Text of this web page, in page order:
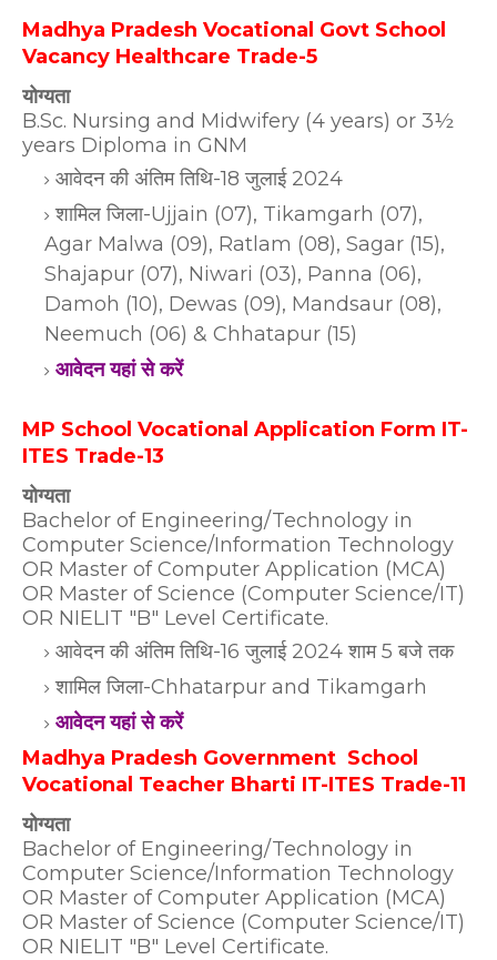
Madhya Pradesh Vocational Govt School
Vacancy Healthcare Trade-5
योग्यता
B.Sc. Nursing and Midwifery (4 years) or 3½
years Diploma in GNM
आवेदन की अंतिम तिथि-18 जुलाई 2024
शामिल जिला-Ujjain (07), Tikamgarh (07),
Agar Malwa (09), Ratlam (08), Sagar (15),
Shajapur (07), Niwari (03), Panna (06),
Damoh (10), Dewas (09), Mandsaur (08),
Neemuch (06) & Chhatapur (15)
आवेदन यहां से करें
MP School Vocational Application Form IT-
ITES Trade-13
योग्यता
Bachelor of Engineering/Technology in
Computer Science/Information Technology
OR Master of Computer Application (MCA)
OR Master of Science (Computer Science/IT)
OR NIELIT "B" Level Certificate.
आवेदन की अंतिम तिथि-16 जुलाई 2024 शाम 5 बजे तक
शामिल जिला-Chhatarpur and Tikamgarh
आवेदन यहां से करें
Madhya Pradesh Government School
Vocational Teacher Bharti IT-ITES Trade-11
योग्यता
Bachelor of Engineering/Technology in
Computer Science/Information Technology
OR Master of Computer Application (MCA)
OR Master of Science (Computer Science/IT)
OR NIELIT "B" Level Certificate.